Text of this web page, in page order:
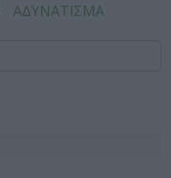
ΑΔΥΝΑΤΙΣΜΑ